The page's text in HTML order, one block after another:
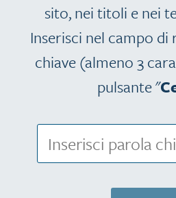
sito, nei titoli e nei
Inserisci nel campo
chiave (almeno 3
pulsante "